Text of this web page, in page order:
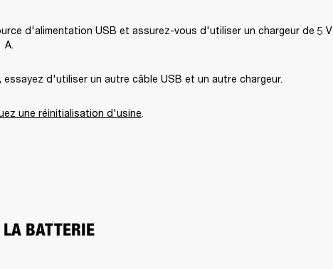
d'alimentation USB et assurez-vous d'utiliser un chargeur de 5 V
A.
d'utiliser un autre câble USB et un autre chargeur.
une réinitialisation d'usine.
BATTERIE